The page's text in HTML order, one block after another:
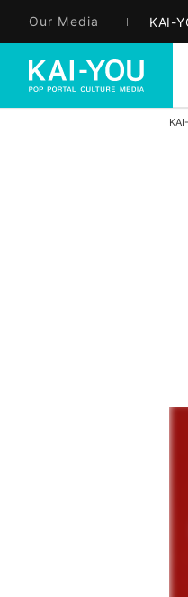
Our Media KAI-